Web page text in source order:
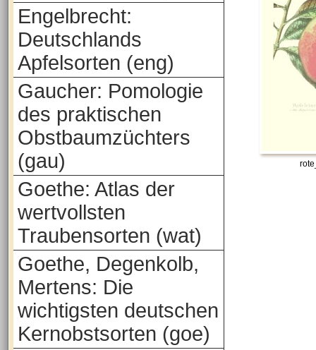
Engelbrecht:
Deutschlands
Apfelsorten (eng)
Gaucher: Pomologie
des praktischen
Obstbaumzüchters
(gau)
Goethe: Atlas der
wertvollsten
Traubensorten (wat)
Goethe, Degenkolb,
Mertens: Die
wichtigsten deutschen
Kernobstsorten (goe)